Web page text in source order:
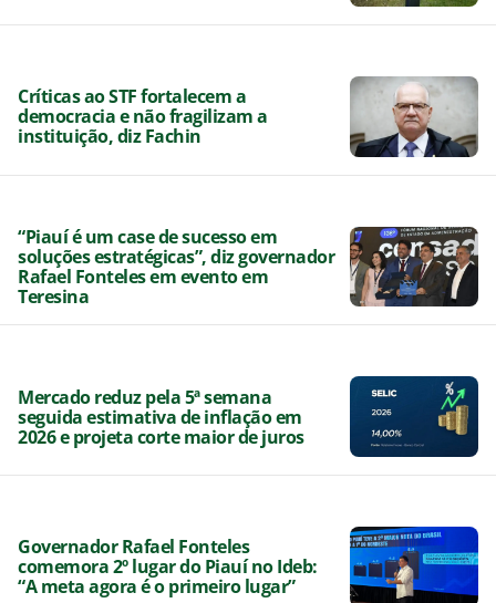
Críticas ao STF fortalecem a
democracia e não fragilizam a
instituição, diz Fachin
“Piauí é um case de sucesso em
soluções estratégicas”, diz governador
Rafael Fonteles em evento em
Teresina
Mercado reduz pela 5ª semana
seguida estimativa de inflação em
2026 e projeta corte maior de juros
Governador Rafael Fonteles
comemora 2º lugar do Piauí no Ideb:
“A meta agora é o primeiro lugar”